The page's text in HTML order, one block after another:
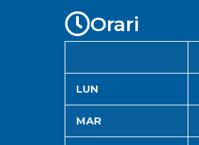
Orari
LUN
MAR